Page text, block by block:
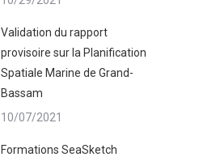
Validation du rapport
provisoire sur la Planification
Spatiale Marine de Grand-
Bassam
10/07/2021
Formations SeaSketch